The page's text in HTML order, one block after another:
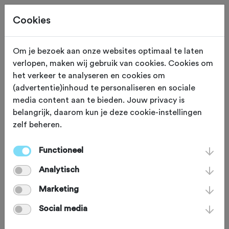
Ouddorp Zuid Holland
Toer Club Ouddorp
Welkom bij TCO! Een club van rond de
Cookies
Om je bezoek aan onze websites optimaal te laten
verlopen, maken wij gebruik van cookies. Cookies om
het verkeer te analyseren en cookies om
(advertentie)inhoud te personaliseren en sociale
media content aan te bieden. Jouw privacy is
belangrijk, daarom kun je deze cookie-instellingen
zelf beheren.
Functioneel
Analytisch
Marketing
Social media